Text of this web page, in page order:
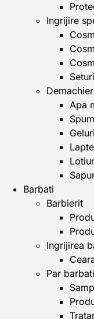
Ingrijire
Apa
Barbati
Barbierit
Ingrijirea
Par barbati